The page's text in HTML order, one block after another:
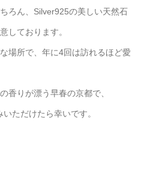
ろん、Silver925の美しい天然石
しております。
場所で、年に4回は訪れるほど愛
香りが漂う早春の京都で、
ただけたら幸いです。